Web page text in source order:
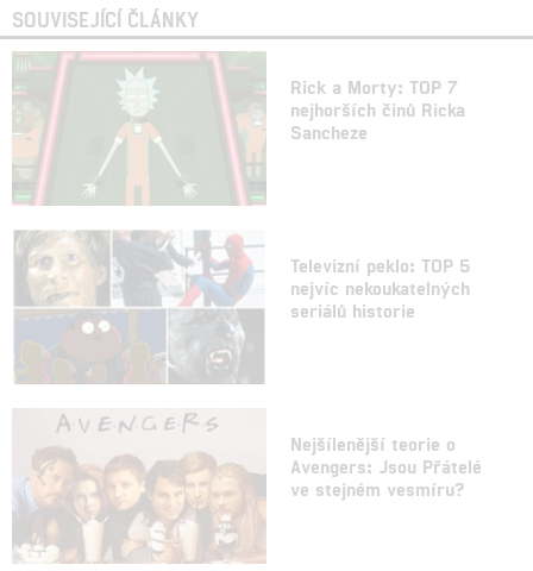
SOUVISEJÍCÍ ČLÁNKY
Rick a Morty: TOP 7
nejhorších činů Ricka
Sancheze
Televizní peklo: TOP 5
nejvíc nekoukatelných
seriálů historie
Nejšílenější teorie o
Avengers: Jsou Přátelé
ve stejném vesmíru?